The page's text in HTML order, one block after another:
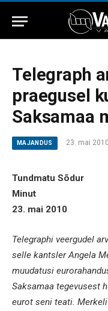
Telegraph
praegusel
Saksamaa
MAJANDUS 23. mai 2010
Tundmatu Sõdur
Minut
23. mai 2010
Telegraphi veergudel
selle kantsler Angela
muudatusi
Saksamaa tegevusest
eurot seni teati.